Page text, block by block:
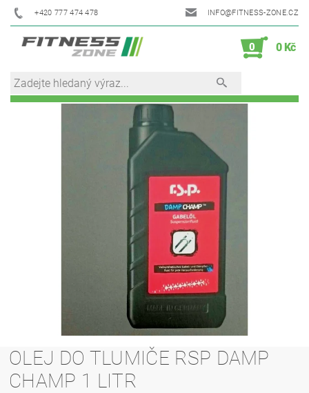
+420 777 474 478 INFO@FITNESS-ZONE.CZ
0 0 Kč
OLEJ DO TLUMIČE RSP DAMP
CHAMP 1 LITR